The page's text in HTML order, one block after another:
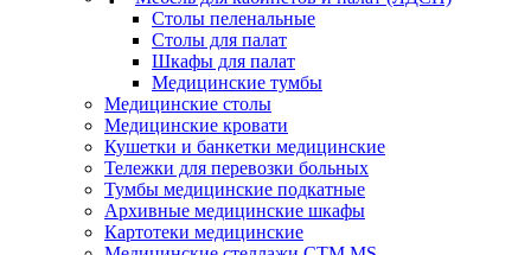
Столы пеленальные
Столы для палат
Шкафы для палат
Медицинские тумбы
Медицинские столы
Медицинские кровати
Кушетки и банкетки медицинские
Тележки для перевозки больных
Тумбы медицинские подкатные
Архивные медицинские шкафы
Картотеки медицинские